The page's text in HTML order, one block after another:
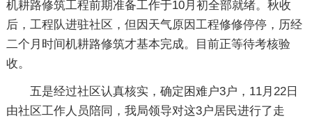
机耕路修筑工程前期准备工作于10月初全部就绪。秋收
后，工程队进驻社区，但因天气原因工程修修停停，历经
二个月时间机耕路修筑才基本完成。目前正等待考核验
收。
五是经过社区认真核实，确定困难户3户，11月22日
由社区工作人员陪同，我局领导对这3户居民进行了走